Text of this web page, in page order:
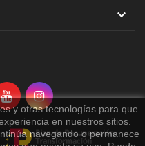

y otras tecnologías para que
en nuestros sitios.
navegando o permanece